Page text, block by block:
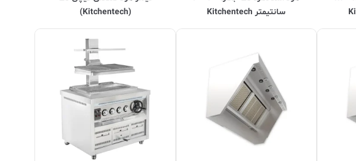
سانتیمتر Kitchentech
(Kitchentech)